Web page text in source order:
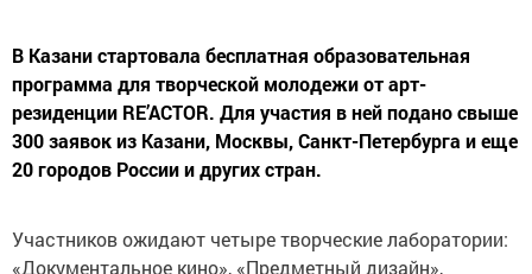
В Казани стартовала бесплатная образовательная
программа для творческой молодежи от арт-
резиденции RE’ACTOR. Для участия в ней подано свыше
300 заявок из Казани, Москвы, Санкт-Петербурга и еще
20 городов России и других стран.
Участников ожидают четыре творческие лаборатории:
«Документальное кино», «Предметный дизайн»,